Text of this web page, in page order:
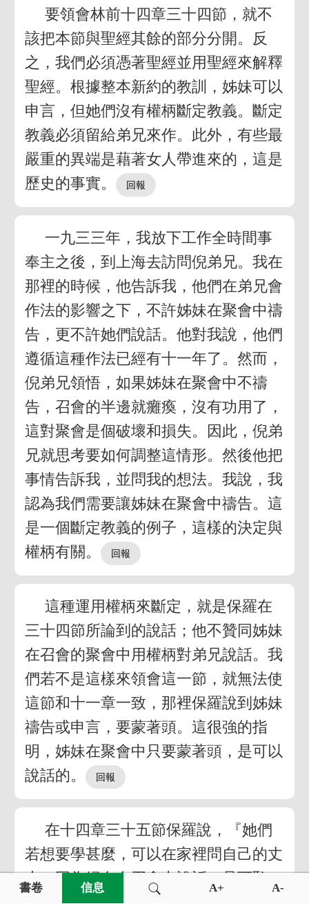
要領會林前十四章三十四節，就不
該把本節與聖經其餘的部分分開。反
之，我們必須憑著聖經並用聖經來解釋
聖經。根據整本新約的教訓，姊妹可以
申言，但她們沒有權柄斷定教義。斷定
教義必須留給弟兄來作。此外，有些最
嚴重的異端是藉著女人帶進來的，這是
歷史的事實。
一九三三年，我放下工作全時間事
奉主之後，到上海去訪問倪弟兄。我在
那裡的時候，他告訴我，他們在弟兄會
作法的影響之下，不許姊妹在聚會中禱
告，更不許她們說話。他對我說，他們
遵循這種作法已經有十一年了。然而，
倪弟兄領悟，如果姊妹在聚會中不禱
告，召會的半邊就癱瘓，沒有功用了，
這對聚會是個破壞和損失。因此，倪弟
兄就思考要如何調整這情形。然後他把
事情告訴我，並問我的想法。我說，我
認為我們需要讓姊妹在聚會中禱告。這
是一個斷定教義的例子，這樣的決定與
權柄有關。
這種運用權柄來斷定，就是保羅在
三十四節所論到的說話；他不贊同姊妹
在召會的聚會中用權柄對弟兄說話。我
們若不是這樣來領會這一節，就無法使
這節和十一章一致，那裡保羅說到姊妹
禱告或申言，要蒙著頭。這很強的指
明，姊妹在聚會中只要蒙著頭，是可以
說話的。
在十四章三十五節保羅說，『她們
若想要學甚麼，可以在家裡問自己的丈
夫，因為婦女在召會中說話，是可恥
書卷 信息 A+ A-